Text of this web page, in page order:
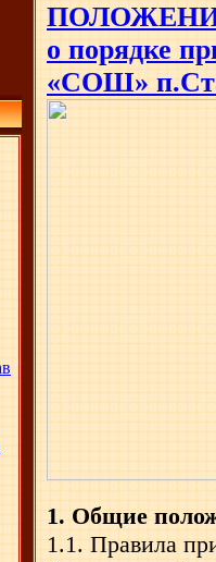
о порядке
«СОШ»
1. Общие
1.1. Правила